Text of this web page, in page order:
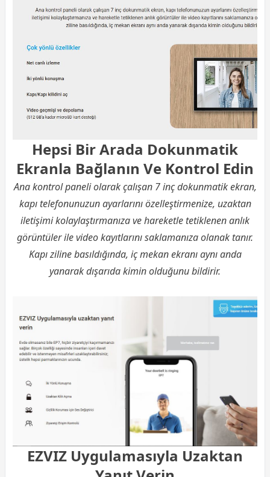
Hepsi Bir Arada Dokunmatik
Ekranla Bağlanın Ve Kontrol Edin
Ana kontrol paneli olarak çalışan 7 inç dokunmatik ekran,
kapı telefonunuzun ayarlarını özelleştirmenize, uzaktan
iletişimi kolaylaştırmanıza ve hareketle tetiklenen anlık
görüntüler ile video kayıtlarını saklamanıza olanak tanır.
Kapı ziline basıldığında, iç mekan ekranı aynı anda
yanarak dışarıda kimin olduğunu bildirir.
EZVIZ Uygulamasıyla Uzaktan